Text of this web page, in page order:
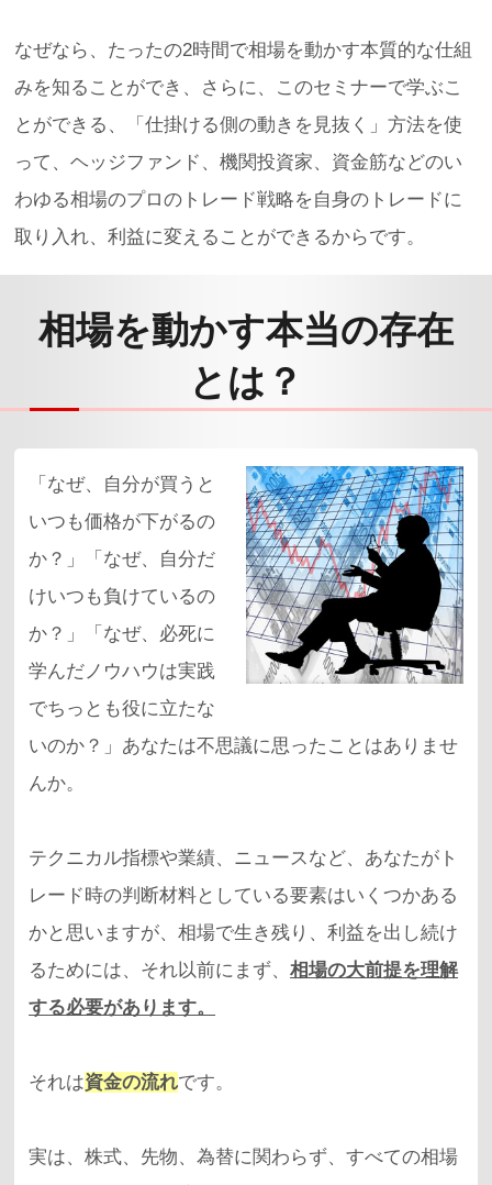
なぜなら、たったの2時間で相場を動かす本質的な仕組
みを知ることができ、さらに、このセミナーで学ぶこ
とができる、「仕掛ける側の動きを見抜く」方法を使
って、ヘッジファンド、機関投資家、資金筋などのい
わゆる相場のプロのトレード戦略を自身のトレードに
相場を動かす本当の存在
とは？
「なぜ、自分が買うと
いつも価格が下がるの
か？」「なぜ、自分だ
けいつも負けているの
か？」「なぜ、必死に
学んだノウハウは実践
でちっとも役に立たな
いのか？」あなたは不思議に思ったことはありませ
んか。
テクニカル指標や業績、ニュースなど、あなたがト
レード時の判断材料としている要素はいくつかある
かと思いますが、相場で生き残り、利益を出し続け
るためには、それ以前にまず、相場の大前提を理解
する必要があります。
それは資金の流れです。
実は、株式、先物、為替に関わらず、すべての相場